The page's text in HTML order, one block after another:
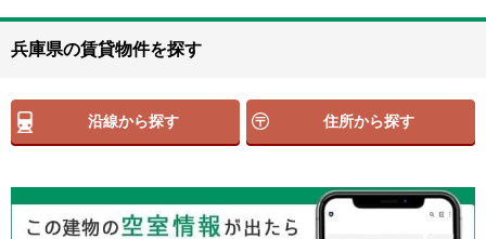
兵庫県の賃貸物件を探す
沿線から探す 住所から探す